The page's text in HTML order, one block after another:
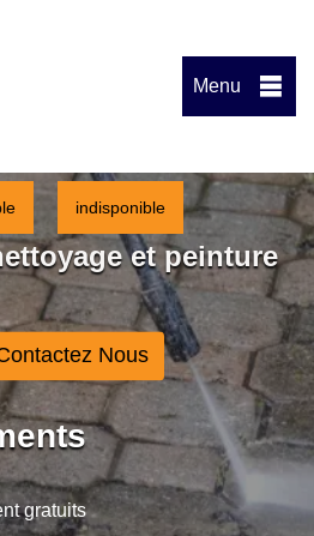
Menu
indisponible
et peinture
Nous
gratuits